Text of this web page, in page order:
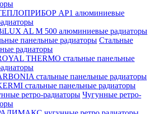
АР1 алюминиевые
AL M 500 алюминиевые радиаторы
Стальные
радиаторы
THERMO стальные панельные
стальные панельные радиаторы
стальные панельные радиаторы
Чугунные ретро-